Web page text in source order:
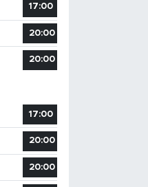
17:00
20:00
20:00
17:00
20:00
20:00